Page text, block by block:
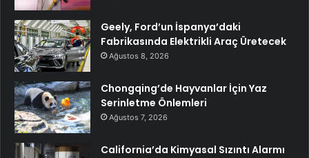
Geely, Ford’un İspanya’daki
Fabrikasında Elektrikli Araç Üretecek
Ağustos 8, 2026
Chongqing’de Hayvanlar İçin Yaz
Serinletme Önlemleri
Ağustos 7, 2026
California’da Kimyasal Sızıntı Alarmı